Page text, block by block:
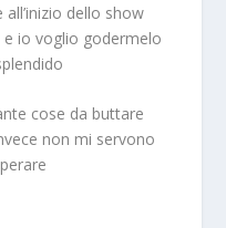
dello show
io voglio godermelo
cose da buttare
non mi servono